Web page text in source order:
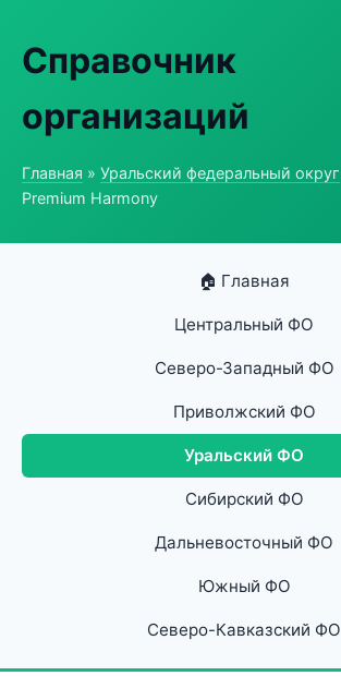
Справочник
организаций
Главная » Уральский федеральный округ
Premium Harmony
🏠 Главная
Центральный ФО
Северо-Западный ФО
Приволжский ФО
Уральский ФО
Сибирский ФО
Дальневосточный ФО
Южный ФО
Северо-Кавказский ФО